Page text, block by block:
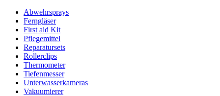
Abwehrsprays
Ferngläser
First aid Kit
Pflegemittel
Reparatursets
Rollerclips
Thermometer
Tiefenmesser
Unterwasserkameras
Vakuumierer